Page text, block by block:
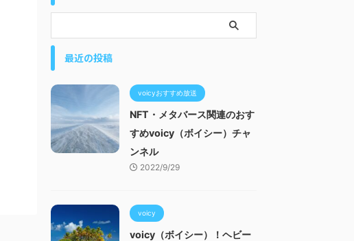
最近の投稿
voicyおすすめ放送
NFT・メタバース関連のおす
すめvoicy（ボイシー）チャ
ンネル
2022/9/29
voicy
voicy（ボイシー）！ヘビー